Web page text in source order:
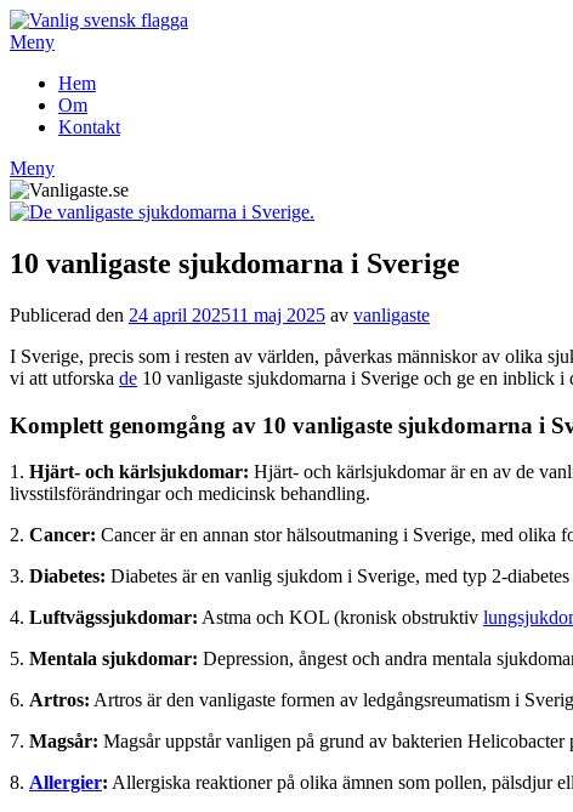
Hoppa
till
Meny
Hem
Om
Kontakt
Meny
10 vanligaste sjukdomarna i Sverige
Publicerad den 24 april 202511 maj 2025 av vanligaste
I Sverige, precis som i resten av världen, påverkas människor av olika
vi att utforska de 10 vanligaste sjukdomarna i Sverige och ge en inblick
Komplett genomgång av 10 vanligaste sjukdomarna i
1. Hjärt- och kärlsjukdomar: Hjärt- och kärlsjukdomar är en av de
livsstilsförändringar och medicinsk behandling.
2. Cancer: Cancer är en annan stor hälsoutmaning i Sverige, med
3. Diabetes: Diabetes är en vanlig sjukdom i Sverige, med typ 2-
4. Luftvägssjukdomar: Astma och KOL (kronisk obstruktiv
5. Mentala sjukdomar: Depression, ångest och andra mentala
6. Artros: Artros är den vanligaste formen av ledgångsreumatism i
7. Magsår: Magsår uppstår vanligen på grund av bakterien
8. Allergier: Allergiska reaktioner på olika ämnen som pollen, pälsdjur